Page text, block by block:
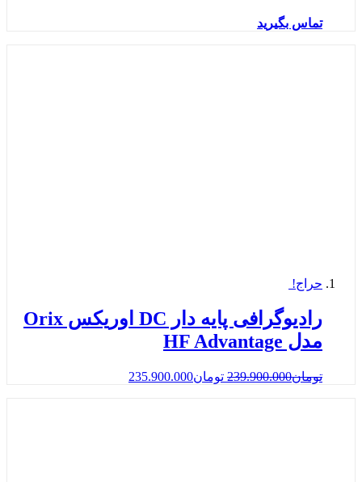
تماس بگیرید
حراج!
رادیوگرافی پایه دار DC اوریکس Orix
مدل HF Advantage
تومان239.900.000 تومان235.900.000